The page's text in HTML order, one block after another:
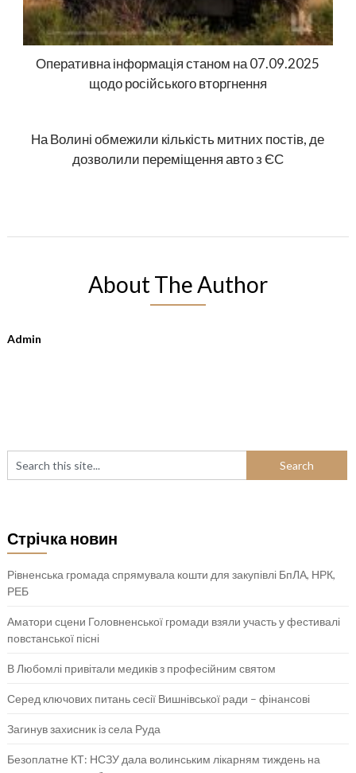
Оперативна інформація станом на 07.09.2025
щодо російського вторгнення
На Волині обмежили кількість митних постів, де
дозволили переміщення авто з ЄС
About The Author
Admin
Стрічка новин
Рівненська громада спрямувала кошти для закупівлі БпЛА, НРК,
РЕБ
Аматори сцени Головненської громади взяли участь у фестивалі
повстанської пісні
В Любомлі привітали медиків з професійним святом
Серед ключових питань сесії Вишнівської ради – фінансові
Загинув захисник із села Руда
Безоплатне КТ: НСЗУ дала волинським лікарням тиждень на